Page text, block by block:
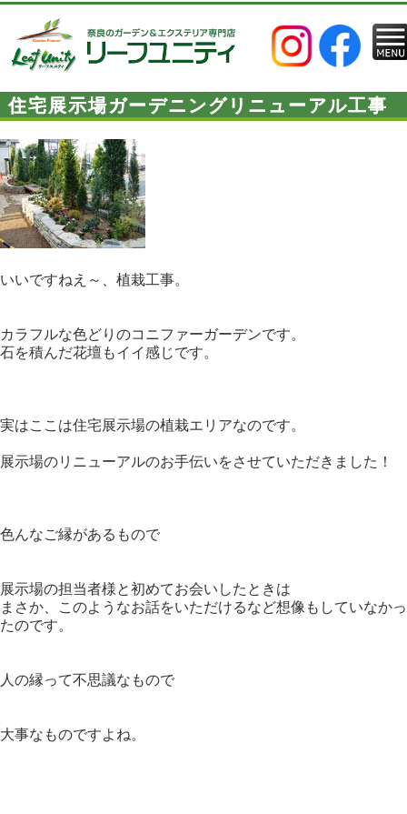
住宅展示場ガーデニングリニューアル工事
いいですねえ～、植栽工事。
カラフルな色どりのコニファーガーデンです。
石を積んだ花壇もイイ感じです。
実はここは住宅展示場の植栽エリアなのです。
展示場のリニューアルのお手伝いをさせていただきました！
色んなご縁があるもので
展示場の担当者様と初めてお会いしたときは
まさか、このようなお話をいただけるなど想像もしていなかっ
たのです。
人の縁って不思議なもので
大事なものですよね。